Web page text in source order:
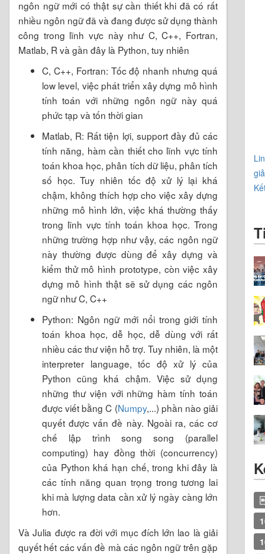
ngôn ngữ mới có thật sự cần thiết khi đã có rất
nhiều ngôn ngữ đã và đang được sử dụng thành
công trong lĩnh vực này như C, C++, Fortran,
Matlab, R và gần đây là Python, tuy nhiên
C, C++, Fortran: Tốc độ nhanh nhưng quá
low level, việc phát triển xây dựng mô hình
tính toán với những ngôn ngữ này quá
phức tạp và tốn thời gian
Matlab, R: Rất tiện lợi, support đầy đủ các
tính năng, hàm cần thiết cho lĩnh vực tính
toán khoa học, phân tích dữ liệu, phân tích
số học. Tuy nhiên tốc độ xử lý lại khá
chậm, không thích hợp cho việc xây dựng
những mô hình lớn, việc khá thường thấy
trong lĩnh vực tính toán khoa học. Trong
những trường hợp như vậy, các ngôn ngữ
này thường được dùng để xây dựng và
kiểm thử mô hình prototype, còn việc xây
dựng mô hình thật sẽ sử dụng các ngôn
ngữ như C, C++
Python: Ngôn ngữ mới nổi trong giới tính
toán khoa học, dễ học, dễ dùng với rất
nhiều các thư viện hỗ trợ. Tuy nhiên, là một
interpreter language, tốc độ xử lý của
Python cũng khá chậm. Việc sử dụng
những thư viện với những hàm tính toán
được viết bằng C (Numpy,...) phần nào giải
quyết được vấn đề này. Ngoài ra, các cơ
chế lập trình song song (parallel
computing) hay đồng thời (concurrency)
của Python khá hạn chế, trong khi đây là
các tính năng quan trọng trong tương lai
khi mà lượng data cần xử lý ngày càng lớn
hơn.
Và Julia được ra đời với mục đích lớn lao là giải
quyết hết các vấn đề mà các ngôn ngữ trên gặp